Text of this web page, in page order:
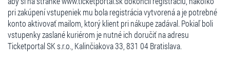
pri zakúpení vstupeniek mu bola registrácia vytvorená a je potrebné
konto aktivovať mailom, ktorý klient pri nákupe zadával. Pokiaľ boli
vstupenky zaslané kuriérom je nutné ich doručiť na adresu
Ticketportal SK s.r.o., Kalinčiakova 33, 831 04 Bratislava.